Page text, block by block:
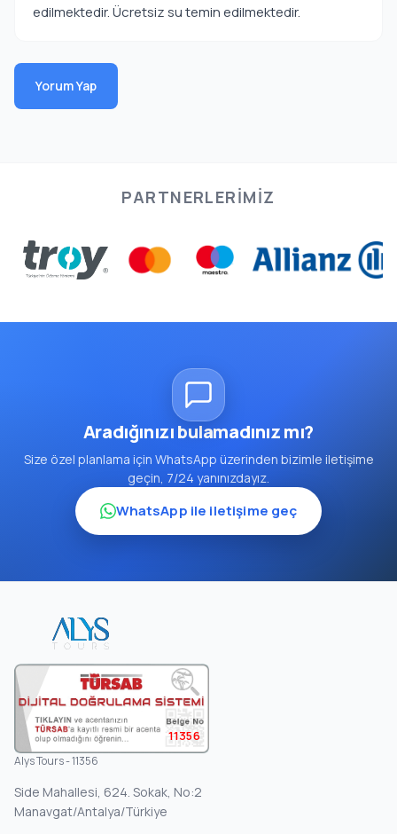
edilmektedir. Ücretsiz su temin edilmektedir.
Yorum Yap
PARTNERLERIMIZ
Aradığınızı bulamadınız mı?
Size özel planlama için WhatsApp üzerinden bizimle iletişime
geçin, 7/24 yanınızdayız.
WhatsApp ile iletişime geç
11356
Alys Tours - 11356
Side Mahallesi, 624. Sokak, No:2
Manavgat/Antalya/Türkiye